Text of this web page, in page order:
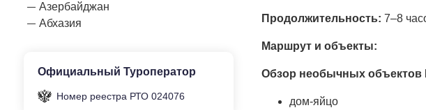
Азербайджан
Абхазия
Официальный Туроператор
Номер реестра РТО 024076
Продолжительность: 7–8
Маршрут и объекты:
Обзор необычных объектов
дом-яйцо